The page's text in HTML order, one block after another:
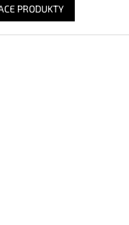
PRODUKTY